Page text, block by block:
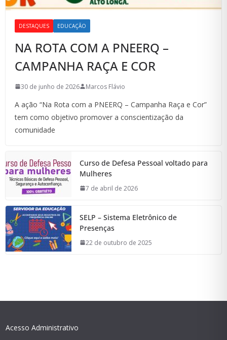
DESTAQUES EDUCAÇÃO
NA ROTA COM A PNEERQ –
CAMPANHA RAÇA E COR
30 de junho de 2026 Marcos Flávio
A ação “Na Rota com a PNEERQ – Campanha Raça e Cor”
tem como objetivo promover a conscientização da
comunidade
Curso de Defesa Pessoal voltado para
Mulheres
7 de abril de 2026
SELP – Sistema Eletrônico de
Presenças
22 de outubro de 2025
Acesso Administrativo